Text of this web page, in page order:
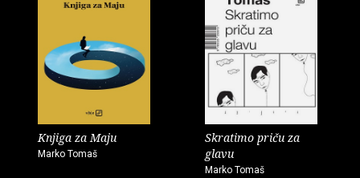
Knjiga za Maju
Marko Tomaš
Skratimo priču za
glavu
Marko Tomaš